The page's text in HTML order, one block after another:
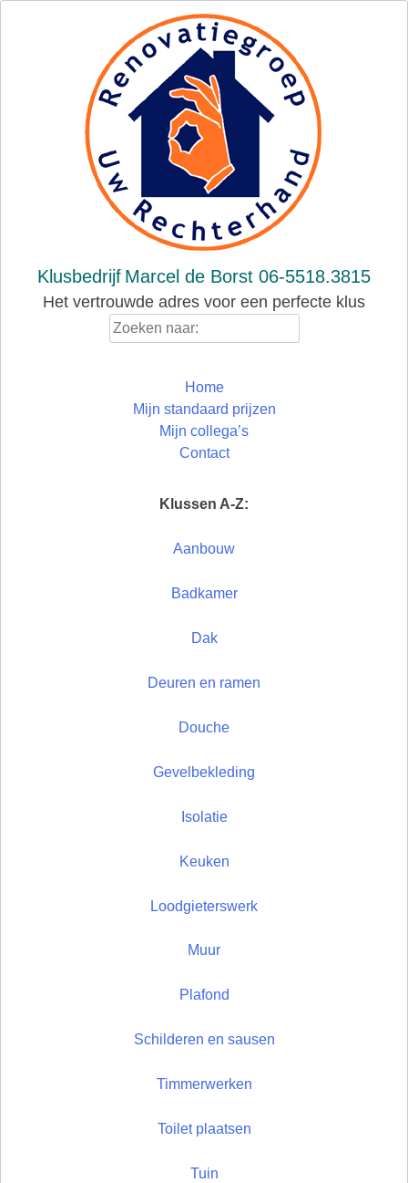
Klusbedrijf Marcel de Borst 06-5518.3815
Het vertrouwde adres voor een perfecte klus
Home
Mijn standaard prijzen
Mijn collega’s
Contact
Klussen A-Z:
Aanbouw
Badkamer
Dak
Deuren en ramen
Douche
Gevelbekleding
Isolatie
Keuken
Loodgieterswerk
Muur
Plafond
Schilderen en sausen
Timmerwerken
Toilet plaatsen
Tuin